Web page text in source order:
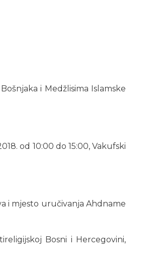
i Medžlisima Islamske
od 10:00 do 15:00, Vakufski
i mjesto uručivanja Ahdname
Bosni i Hercegovini,